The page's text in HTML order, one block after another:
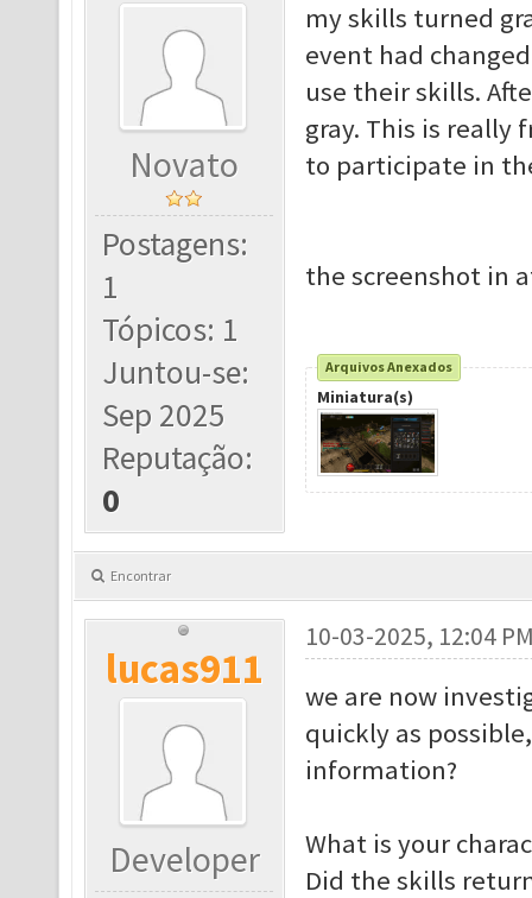
Novato
Postagens:
1
Tópicos: 1
Juntou-se:
Sep 2025
Reputação:
0
my skills turned
event had
use their skills.
gray. This is really
to participate in
the screenshot in
Arquivos Anexados
Miniatura(s)
Encontrar
lucas911
Developer
10-03-2025, 12:04
we are now
quickly as
information?
What is your
Did the skills